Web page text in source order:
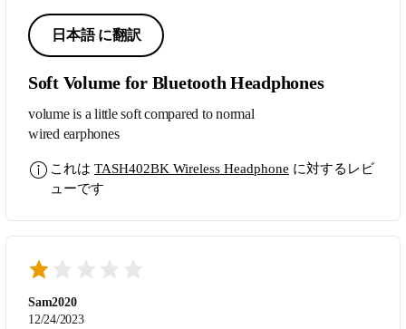
日本語 に翻訳
Soft Volume for Bluetooth Headphones
volume is a little soft compared to normal
wired earphones
これは TASH402BK Wireless Headphone に対するレビ
ューです
Sam2020
12/24/2023